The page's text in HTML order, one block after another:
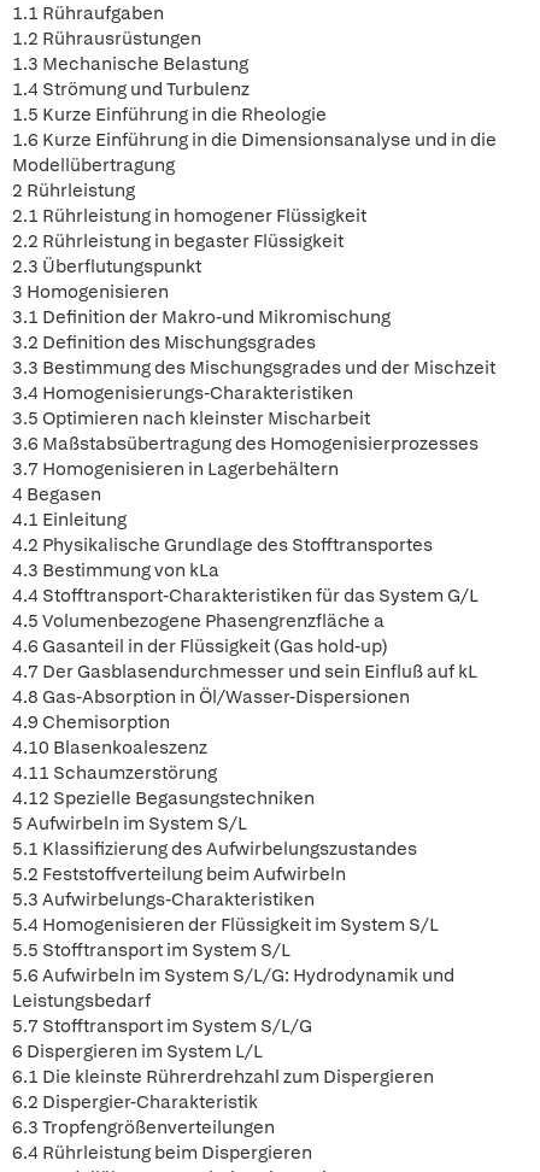
1.1 Rühraufgaben
1.2 Rührausrüstungen
1.3 Mechanische Belastung
1.4 Strömung und Turbulenz
1.5 Kurze Einführung in die Rheologie
1.6 Kurze Einführung in die Dimensionsanalyse und in die
Modellübertragung
2 Rührleistung
2.1 Rührleistung in homogener Flüssigkeit
2.2 Rührleistung in begaster Flüssigkeit
2.3 Überflutungspunkt
3 Homogenisieren
3.1 Definition der Makro-und Mikromischung
3.2 Definition des Mischungsgrades
3.3 Bestimmung des Mischungsgrades und der Mischzeit
3.4 Homogenisierungs-Charakteristiken
3.5 Optimieren nach kleinster Mischarbeit
3.6 Maßstabsübertragung des Homogenisierprozesses
3.7 Homogenisieren in Lagerbehältern
4 Begasen
4.1 Einleitung
4.2 Physikalische Grundlage des Stofftransportes
4.3 Bestimmung von kLa
4.4 Stofftransport-Charakteristiken für das System G/L
4.5 Volumenbezogene Phasengrenzfläche a
4.6 Gasanteil in der Flüssigkeit (Gas hold-up)
4.7 Der Gasblasendurchmesser und sein Einfluß auf kL
4.8 Gas-Absorption in Öl/Wasser-Dispersionen
4.9 Chemisorption
4.10 Blasenkoaleszenz
4.11 Schaumzerstörung
4.12 Spezielle Begasungstechniken
5 Aufwirbeln im System S/L
5.1 Klassifizierung des Aufwirbelungszustandes
5.2 Feststoffverteilung beim Aufwirbeln
5.3 Aufwirbelungs-Charakteristiken
5.4 Homogenisieren der Flüssigkeit im System S/L
5.5 Stofftransport im System S/L
5.6 Aufwirbeln im System S/L/G: Hydrodynamik und
Leistungsbedarf
5.7 Stofftransport im System S/L/G
6 Dispergieren im System L/L
6.1 Die kleinste Rührerdrehzahl zum Dispergieren
6.2 Dispergier-Charakteristik
6.3 Tropfengrößenverteilungen
6.4 Rührleistung beim Dispergieren